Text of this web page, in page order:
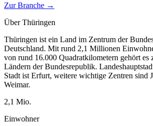
Zur Branche →
ÜberThüringen
Thüringen ist ein Land im Zentrum der
Deutschland. Mit rund 2,1 Millionen
von rund 16.000 Quadratkilometern gehört es
Ländern der Bundesrepublik.
Stadt ist Erfurt, weitere wichtige Zentren sind
Weimar.
2,1 Mio.
Einwohner